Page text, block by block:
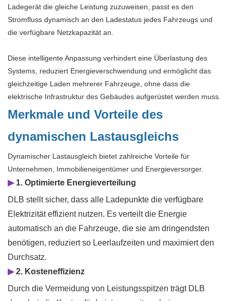
Ladegerät die gleiche Leistung zuzuweisen, passt es den
Stromfluss dynamisch an den Ladestatus jedes Fahrzeugs und
die verfügbare Netzkapazität an.
Diese intelligente Anpassung verhindert eine Überlastung des
Systems, reduziert Energieverschwendung und ermöglicht das
gleichzeitige Laden mehrerer Fahrzeuge, ohne dass die
elektrische Infrastruktur des Gebäudes aufgerüstet werden muss.
Merkmale und Vorteile des
dynamischen Lastausgleichs
Dynamischer Lastausgleich bietet zahlreiche Vorteile für
Unternehmen, Immobilieneigentümer und Energieversorger.
▶1. Optimierte Energieverteilung
DLB stellt sicher, dass alle Ladepunkte die verfügbare
Elektrizität effizient nutzen. Es verteilt die Energie
automatisch an die Fahrzeuge, die sie am dringendsten
benötigen, reduziert so Leerlaufzeiten und maximiert den
Durchsatz.
▶2. Kosteneffizienz
Durch die Vermeidung von Leistungsspitzen trägt DLB